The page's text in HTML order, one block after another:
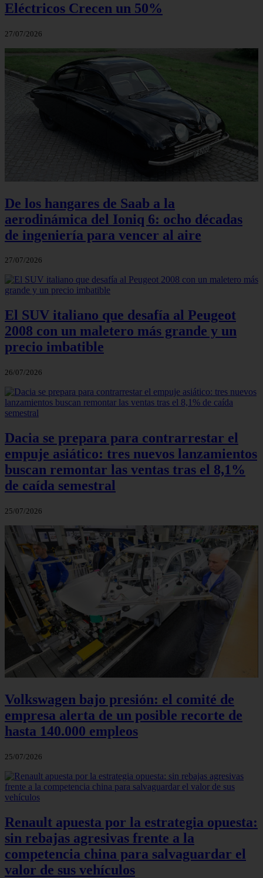
Eléctricos Crecen un 50%
27/07/2026
De los hangares de Saab a la
aerodinámica del Ioniq 6: ocho décadas
de ingeniería para vencer al aire
27/07/2026
El SUV italiano que desafía al Peugeot
2008 con un maletero más grande y un
precio imbatible
26/07/2026
Dacia se prepara para contrarrestar el
empuje asiático: tres nuevos lanzamientos
buscan remontar las ventas tras el 8,1%
de caída semestral
25/07/2026
Volkswagen bajo presión: el comité de
empresa alerta de un posible recorte de
hasta 140.000 empleos
25/07/2026
Renault apuesta por la estrategia opuesta:
sin rebajas agresivas frente a la
competencia china para salvaguardar el
valor de sus vehículos